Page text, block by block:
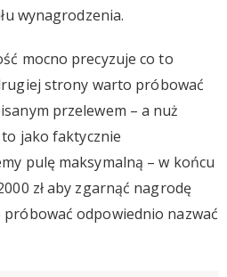
wynagrodzenia.
mocno precyzuje co to
strony warto próbować
przelewem – a nuż
jako faktycznie
pulę maksymalną – w końcu
zł aby zgarnąć nagrodę
odpowiednio nazwać